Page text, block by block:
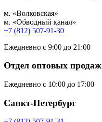
м. «Волковская»
м. «Обводный канал»
+7 (812) 507-91-30
Ежедневно с 9:00 до 21:00
Отдел оптовых продаж
Ежедневно с 10:00 до 17:00
Санкт-Петербург